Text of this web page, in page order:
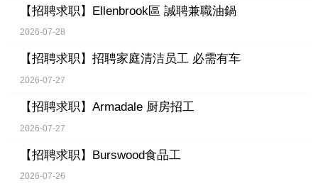
【招聘求职】 Ellenbrook區 誠聘兼職油鍋
2026-07-28
【招聘求职】 招聘家庭清洁员工 必需有车
2026-07-27
【招聘求职】 Armadale 厨房招工
2026-07-27
【招聘求职】 Burswood食品工
2026-07-26